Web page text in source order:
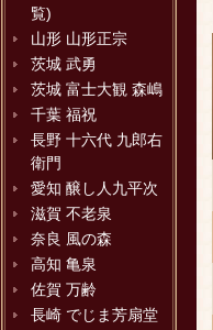
覧)
山形 山形正宗
茨城 武勇
茨城 富士大観 森嶋
千葉 福祝
長野 十六代 九郎右
衛門
愛知 醸し人九平次
滋賀 不老泉
奈良 風の森
高知 亀泉
佐賀 万齢
長崎 でじま芳扇堂